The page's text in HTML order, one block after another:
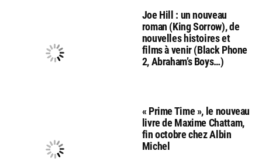
Joe Hill : un nouveau
roman (King Sorrow), de
nouvelles histoires et
films à venir (Black Phone
2, Abraham’s Boys…)
« Prime Time », le nouveau
livre de Maxime Chattam,
fin octobre chez Albin
Michel